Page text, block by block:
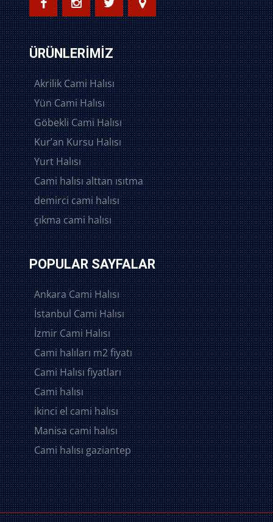
ÜRÜNLERIMIZ
Akrilik Cami Halısı
Yün Cami Halısı
Göbekli Cami Halısı
Kur’an Kursu Halısı
Yurt Halısı
Cami halısı alttan ısıtma
demirci cami halısı
çıkma cami halısı
POPULAR SAYFALAR
Ankara Cami Halısı
İstanbul Cami Halısı
İzmir Cami Halısı
Cami halıları m2 fiyatı
Cami Halısı fiyatları
Cami halısı
ikinci el cami halısı
Manisa cami halısı
Cami halısı gaziantep